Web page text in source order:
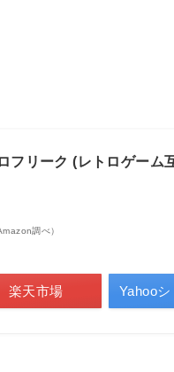
フリーク (レトロゲーム
調べ）
楽天市場 Yahoo